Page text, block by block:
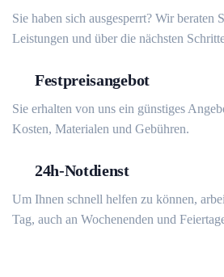
Sie haben sich ausgesperrt? Wir beraten
Leistungen und über die nächsten
Festpreisangebot
Sie erhalten von uns ein günstiges
Kosten, Materialen und Gebühren.
24h-Notdienst
Um Ihnen schnell helfen zu können,
Tag, auch an Wochenenden und